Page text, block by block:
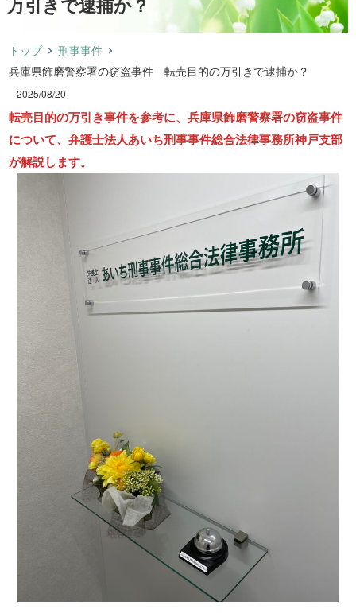
トップ
刑事事件
兵庫県飾磨警察署の窃盗事件 転売目的の万引きで逮捕か？
2025/08/20
転売目的の万引き事件を参考に、兵庫県飾磨警察署の窃盗事件
について、弁護士法人あいち刑事事件総合法律事務所神戸支部
が解説します。